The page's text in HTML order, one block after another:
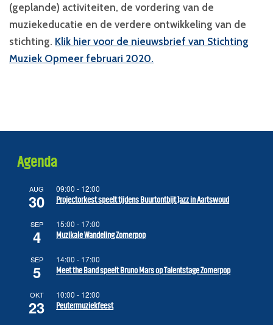
(geplande) activiteiten, de vordering van de
muziekeducatie en de verdere ontwikkeling van de
stichting. Klik hier voor de nieuwsbrief van Stichting
Muziek Opmeer februari 2020.
Agenda
AUG
30
09:00 - 12:00
Projectorkest speelt tijdens Buurtontbijt Jazz in Aartswoud
SEP
4
15:00 - 17:00
Muzikale Wandeling Zomerpop
SEP
5
14:00 - 17:00
Meet the Band speelt Bruno Mars op Talentstage Zomerpop
OKT
23
10:00 - 12:00
Peutermuziekfeest